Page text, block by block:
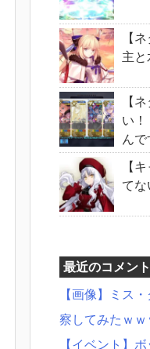
【
主と
【
い
んで
【
て
最近のコメント
【画像】ミス
察してみたｗｗ
【イベント】